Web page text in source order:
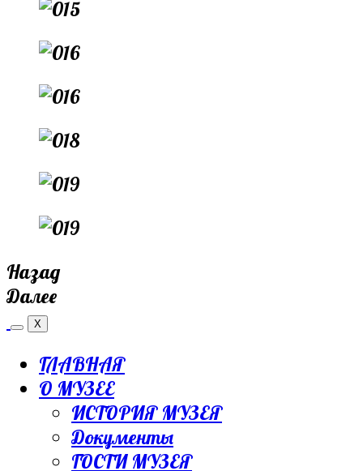
Назад
Далее
X
ГЛАВНАЯ
О МУЗЕЕ
ИСТОРИЯ МУЗЕЯ
Документы
ГОСТИ МУЗЕЯ